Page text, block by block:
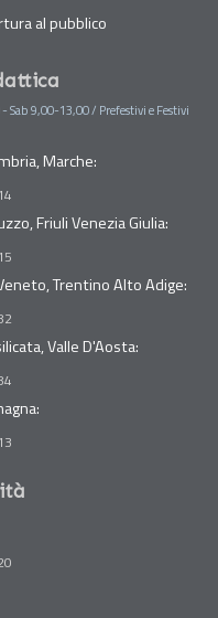
al pubblico
9,00-13,00 / Prefestivi e Festivi
Marche:
Friuli Venezia Giulia:
Trentino Alto Adige:
Valle D'Aosta: